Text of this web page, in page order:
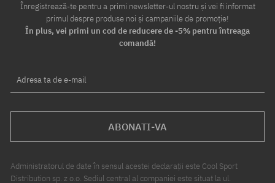
Înregistrează-te pentru a primi newsletter-ul nostru și vei fi informat
primul despre produse noi și campaniile de promoție!
În plus, vei primi un cod de reducere de -5% pentru întreaga
comandă!
Adresa ta de e-mail
ABONATI-VA
Administratorul de date în sensul acestei declarații este Cool Sport
Distribution sp. z o.o. Sediul central al companiei este situat la ul.